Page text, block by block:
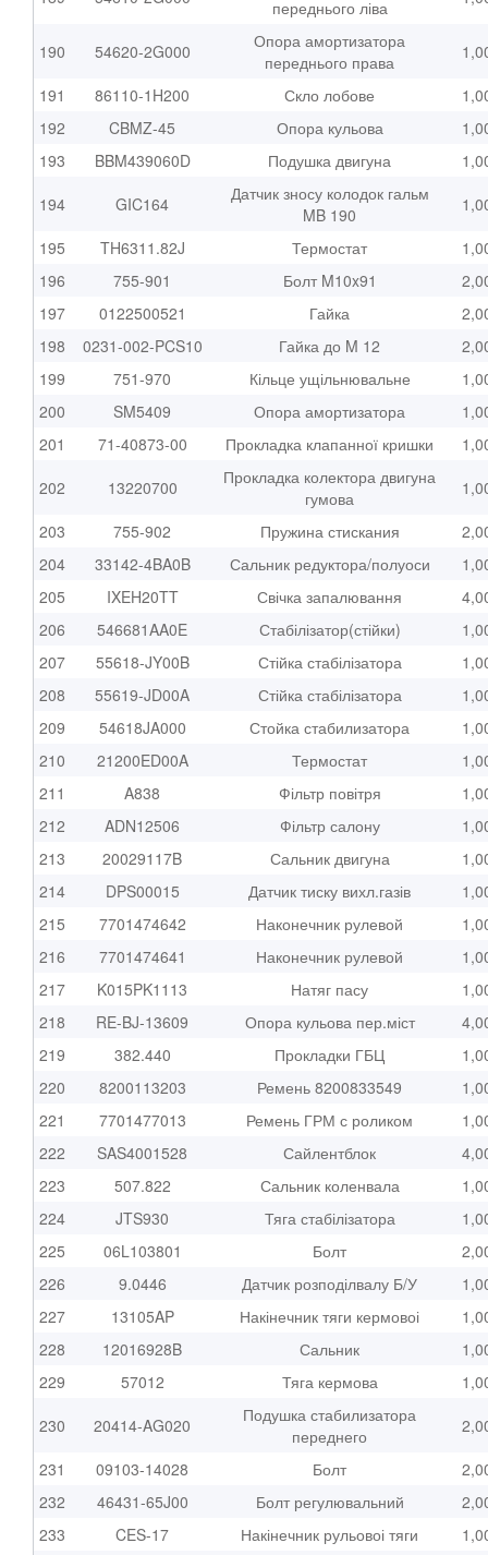
переднього ліва
190 54620-2G000
Опора амортизатора
переднього права
191
86110-1H200 Скло лобове
192
CBMZ-45 Опора кульова
193
BBM439060D Подушка двигуна
194
GIC164
Датчик зносу колодок гальм
MB 190
195
TH6311.82J Термостат
196
755-901 Болт M10x91
197
0122500521 Гайка
198
0231-002-PCS10 Гайка до M 12
199
751-970 Кільце ущільнювальне
200
SM5409 Опора амортизатора
201
71-40873-00 Прокладка клапанної кришки
202
13220700
Прокладка колектора двигуна
гумова
203
755-902 Пружина стискания
204
33142-4BA0B Сальник редуктора/полуоси
205
IXEH20TT Свічка запалювання
206
546681AA0E Стабілізатор(стійки)
207
55618-JY00B Стійка стабілізатора
208
55619-JD00A Стійка стабілізатора
209
54618JA000 Стойка стабилизатора
210
21200ED00A Термостат
211
A838 Фільтр повітря
212
ADN12506 Фільтр салону
213
20029117B Сальник двигуна
214
DPS00015 Датчик тиску вихл.газів
215
7701474642 Наконечник рулевой
216
7701474641 Наконечник рулевой
217
K015PK1113 Натяг пасу
218
RE-BJ-13609 Опора кульова пер.міст
219
382.440 Прокладки ГБЦ
220
8200113203 Ремень 8200833549
221
7701477013 Ремень ГРМ с роликом
222
SAS4001528 Сайлентблок
223
507.822 Сальник коленвала
224
JTS930 Тяга стабілізатора
225
06L103801 Болт
226
9.0446 Датчик розподілвалу Б/У
227
13105AP Накінечник тяги кермовоі
228
12016928B Сальник
229
57012 Тяга кермова
230
20414-AG020
Подушка стабилизатора
переднего
231
09103-14028 Болт
232
46431-65J00 Болт регулювальний
233
CES-17 Накінечник рульовоі тяги